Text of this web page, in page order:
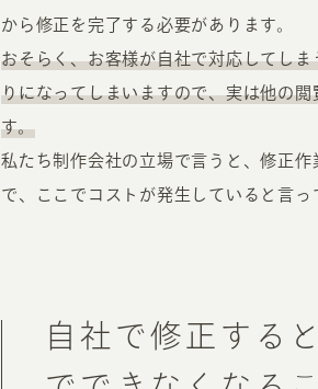
から修正を完了する必要があります。
おそらく、お客様が自社で対応してし
りになってしまいますので、実は他の
す。
私たち制作会社の立場で言うと、修正
で、ここでコストが発生していると言っ
自社で修正する